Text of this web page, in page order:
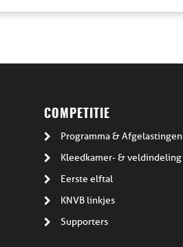
COMPETITIE
Programma & Afgelastingen
Kleedkamer- & veldindeling
Eerste elftal
KNVB linkjes
Supporters